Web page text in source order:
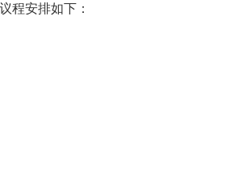
程安排如下：